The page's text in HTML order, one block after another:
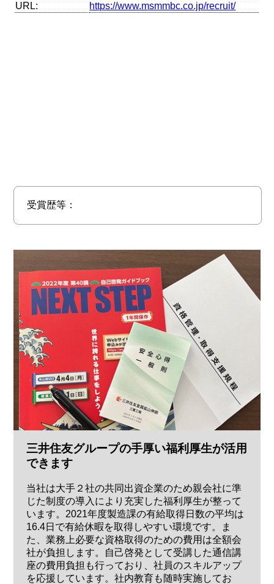
URL:
https://www.msmmbc.co.jp/recruit/
受賞歴等：
三井住友グループの手厚い福利厚生が活用
できます
当社は大手２社の共同出資企業のため親会社に準
じた制度の導入により充実した福利厚生が整って
います。2021年度製造課の有給取得日数の平均は
16.4日で有給休暇を取得しやすい環境です。ま
た、業務上必要な資格取得のための費用は全額会
社が負担します。自己啓発として受講した通信講
座の費用負担も行っており、社員のスキルアップ
を応援しています。社内教育も随時実施してお